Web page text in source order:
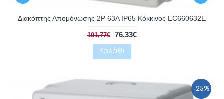
Διακόπτης Απομόνωσης 2P 63A IP65 Κόκκινος EC660632E
101,77€ 76,33€
Καλάθι
-25%